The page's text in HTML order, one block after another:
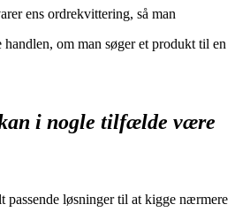
ens ordrekvittering, så man
handlen, om man søger et produkt til en
i nogle tilfælde være
passende løsninger til at kigge nærmere